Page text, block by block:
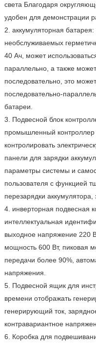
света Благодаря
удобен для демонстрации
2. аккумуляторная батарея:
необслуживаемых
40 Ач, может
параллельно, а также
последовательно, это
последовательно-
батареи.
3. Подвесной блок
промышленный контроллер
контролировать
панели для зарядки
параметры системы и
пользователя с функцией
перезарядки аккумулятора,
4. инверторная подвесная
интеллектуальная
выходное напряжение 220
мощность 600 Вт, пиковая
передачи более 90%,
напряжения.
5. Подвесной ящик для
времени отображать
генерирующий ток,
контравариантное
6. Коробка для